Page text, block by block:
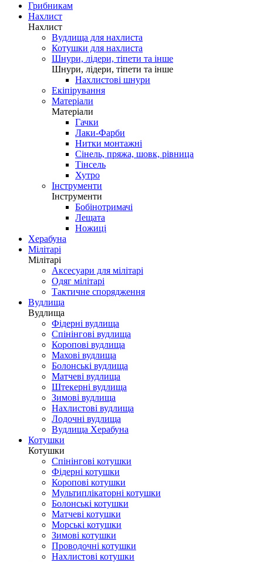
Грибникам
Нахлист
Нахлист
Вудлища для нахлиста
Котушки для нахлиста
Шнури, лідери, тіпети та інше
Шнури, лідери, тіпети та інше
Нахлистові шнури
Екіпірування
Матеріали
Матеріали
Гачки
Лаки-Фарби
Нитки монтажні
Сінель, пряжа, шовк, рівница
Тінсель
Хутро
Інструменти
Інструменти
Бобінотримачі
Лещата
Ножиці
Херабуна
Мілітарі
Мілітарі
Аксесуари для мілітарі
Одяг мілітарі
Тактичне спорядження
Вудлища
Вудлища
Фідерні вудлища
Спінінгові вудлища
Коропові вудлища
Махові вудлища
Болонські вудлища
Матчеві вудлища
Штекерні вудлища
Зимові вудлища
Нахлистові вудлища
Лодочні вудлища
Вудлища Херабуна
Котушки
Котушки
Спінінгові котушки
Фідерні котушки
Коропові котушки
Мультиплікаторні котушки
Болонські котушки
Матчеві котушки
Морські котушки
Зимові котушки
Проводочні котушки
Нахлистові котушки